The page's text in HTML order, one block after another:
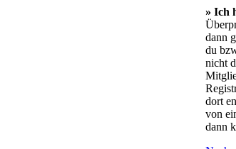
» Ich
dann
du
nicht
dort
von
dann